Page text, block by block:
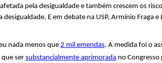
pela desigualdade e também crescem os
E em debate na USP, Armínio Fraga
nada menos que 2 mil emendas. A medida foi o
ser substancialmente aprimorada no